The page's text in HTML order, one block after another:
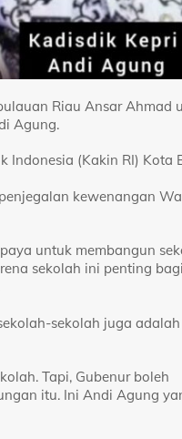
Riau Ansar Ahmad
Agung.
Indonesia (Kakin RI) Kota
kewenangan
untuk membangun
sekolah ini penting bagi
sekolah juga
Tapi, Gubenur boleh
itu. Ini Andi Agung